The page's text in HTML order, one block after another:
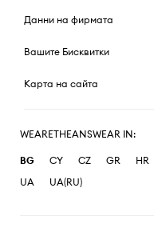
Данни на фирмата
Вашите Бисквитки
Карта на сайта
WEARETHEANSWEAR IN:
BG CY CZ GR HR
UA
UA(RU)